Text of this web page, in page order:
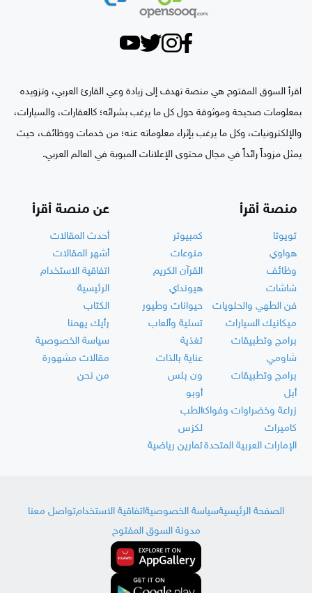
اقرأ السوق المفتوح هي منصة تهدف إلى زيادة وعي القارئ العربي، وتزويده
بمعلومات صحيحة وموثوقة حول كل ما يرغب بشرائه؛ كالعقارات، والسيارات،
والإلكترونيات، وكل ما يرغب بإثراء معلوماته عنه؛ من خدمات ووظائف، حيث
يمثل مزوداً رائداً في مجال محتوى الإعلانات المبوبة في العالم العربي.
منصة أقرأ
تويوتا
كمبيوتر
هواوي
منوعات
وظائف
القرآن الكريم
شاشات
هيونداي
فن الطهي والحلويات
حيوانات وطيور
ميكانيك السيارات
تسلية وألعاب
برامج وتطبيقات
تغذية
شاومي
عناية بالذات
برامج وتطبيقات
ون بلس
أبل
أوبو
زراعة وخضراوات وفواكهالطب
كاميرات
لكزس
الإمارات العربية المتحدةتمارين رياضية
عن منصة أقرأ
أحدث المقالات
أشهر المقالات
اتفاقية الاستخدام
الرئيسية
الكتاب
رأيك يهمنا
سياسة الخصوصية
مقالات مشهورة
من نحن
الصفحة الرئيسيةسياسة الخصوصيةاتفاقية الاستخدامتواصل معنا
مدونة السوق المفتوح